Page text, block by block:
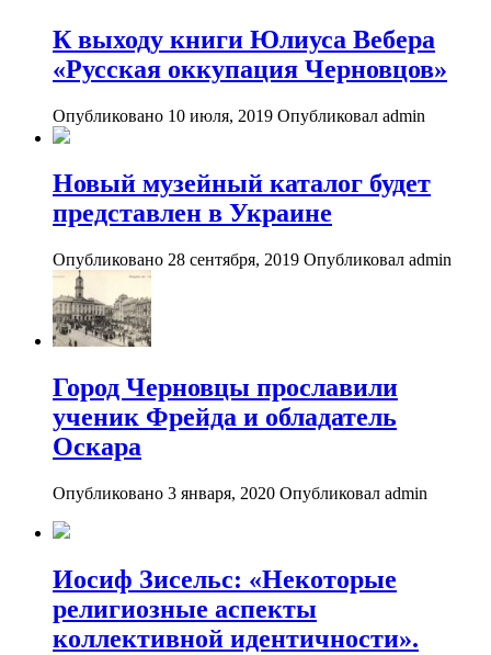
К выходу книги Юлиуса Вебера
«Русская оккупация Черновцов»
Опубликовано 10 июля, 2019 Опубликовал admin
Новый музейный каталог будет
представлен в Украине
Опубликовано 28 сентября, 2019 Опубликовал admin
Город Черновцы прославили
ученик Фрейда и обладатель
Оскара
Опубликовано 3 января, 2020 Опубликовал admin
Иосиф Зисельс: «Некоторые
религиозные аспекты
коллективной идентичности».